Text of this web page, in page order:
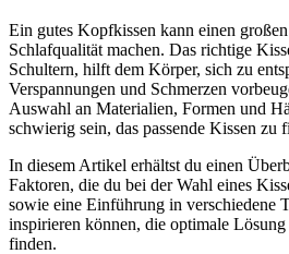
Ein gutes Kopfkissen kann einen
Schlafqualität machen. Das richtige
Schultern, hilft dem Körper, sich zu
Verspannungen und Schmerzen
Auswahl an Materialien, Formen und
schwierig sein, das passende Kissen zu
In diesem Artikel erhältst du einen
Faktoren, die du bei der Wahl eines
sowie eine Einführung in verschiedene
inspirieren können, die optimale
finden.